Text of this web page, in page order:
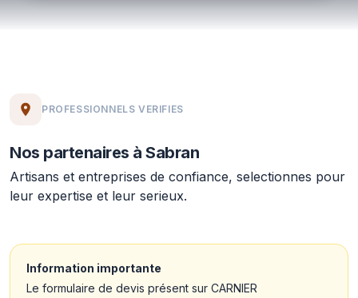
PROFESSIONNELS VERIFIES
Nos partenaires à Sabran
Artisans et entreprises de confiance, selectionnes pour
leur expertise et leur serieux.
Information importante
Le formulaire de devis présent sur CARNIER